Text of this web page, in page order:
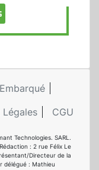
CGU
Technologies. SARL.
: 2 rue Félix Le
Directeur de la
délégué : Mathieu